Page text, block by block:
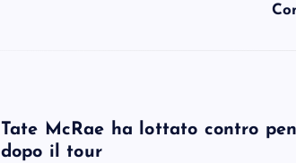
Tate McRae ha lottato contro
dopo il tour